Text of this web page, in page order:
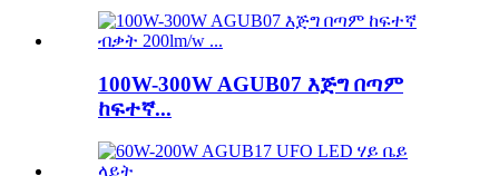
100W-300W AGUB07 እጅግ በጣም
ከፍተኛ...